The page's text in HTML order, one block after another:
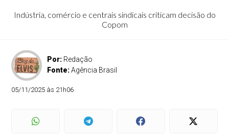
Indústria, comércio e centrais sindicais criticam decisão do
Copom
Por: Redação
Fonte:Agência Brasil
05/11/2025 às 21h06